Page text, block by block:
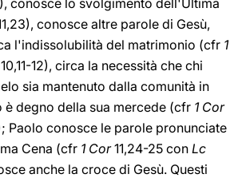
conosce lo svolgimento dell'Ultima
conosce altre parole di Gesù,
l'indissolubilità del matrimonio (cfr 1
10,11-12), circa la necessità che chi
sia mantenuto dalla comunità in
degno della sua mercede (cfr 1 Cor
Paolo conosce le parole pronunciate
Cena (cfr 1 Cor11,24-25 con Lc
anche la croce di Gesù. Questi